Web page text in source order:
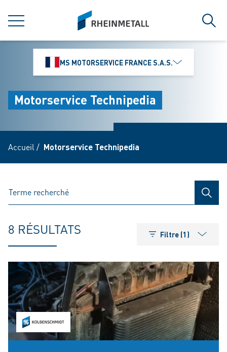
MENU
siteLogo
MS MOTORSERVICE FRANCE S.A.S.
Motorservice Technipedia
Accueil / Motorservice Technipedia
8 RÉSULTATS Filtre (1)